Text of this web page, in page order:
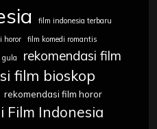
film indonesia terbaru
horor
film komedi romantis
gula rekomendasi film
film bioskop
rekomendasi film horor
Film Indonesia